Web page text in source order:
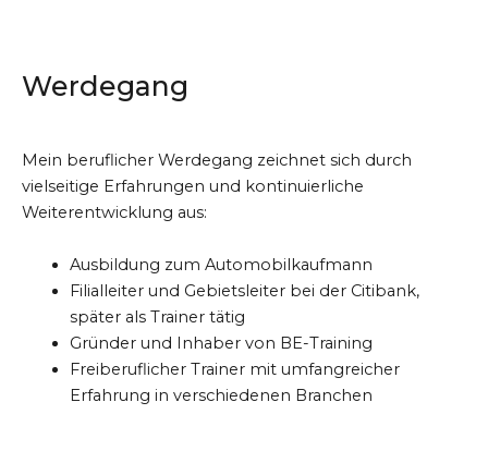
Werdegang
Mein beruflicher Werdegang zeichnet sich durch
vielseitige Erfahrungen und kontinuierliche
Weiterentwicklung aus:
Ausbildung zum Automobilkaufmann
Filialleiter und Gebietsleiter bei der Citibank,
später als Trainer tätig
Gründer und Inhaber von BE-Training
Freiberuflicher Trainer mit umfangreicher
Erfahrung in verschiedenen Branchen